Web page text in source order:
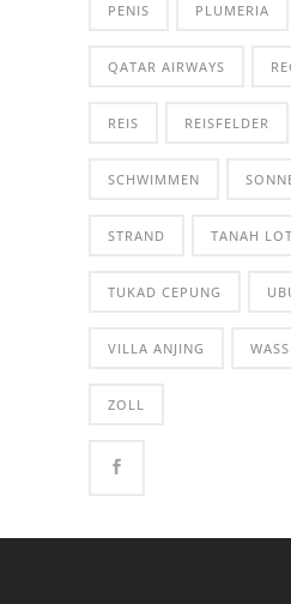
PENIS PLUMERIA
QATAR AIRWAYS
REIS REISFELDER
SCHWIMMEN
STRAND TANAH LOT
TUKAD CEPUNG
VILLA ANJING
ZOLL